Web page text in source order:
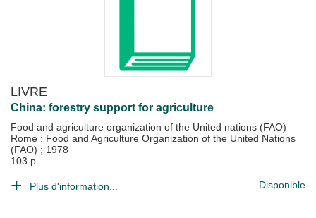
LIVRE
China: forestry support for agriculture
Food and agriculture organization of the United nations (FAO)
Rome : Food and Agriculture Organization of the United Nations
(FAO) ; 1978
103 p.
Plus d'information... Disponible